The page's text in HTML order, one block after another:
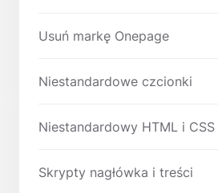
Usuń markę Onepage
Niestandardowe czcionki
Niestandardowy HTML i CSS
Skrypty nagłówka i treści